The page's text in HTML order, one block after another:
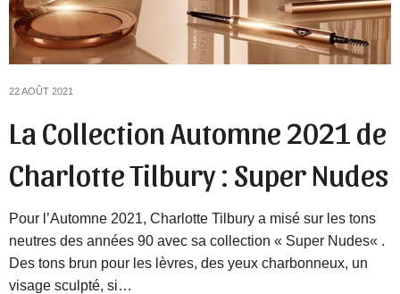
22 AOÛT 2021
La Collection Automne 2021 de
Charlotte Tilbury : Super Nudes
Pour l’Automne 2021, Charlotte Tilbury a misé sur les tons
neutres des années 90 avec sa collection « Super Nudes« .
Des tons brun pour les lèvres, des yeux charbonneux, un
visage sculpté, si…